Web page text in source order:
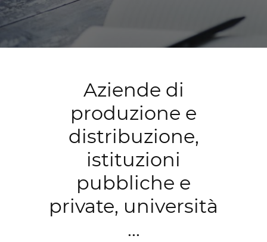
Aziende di
produzione e
distribuzione,
istituzioni
pubbliche e
private, università
...